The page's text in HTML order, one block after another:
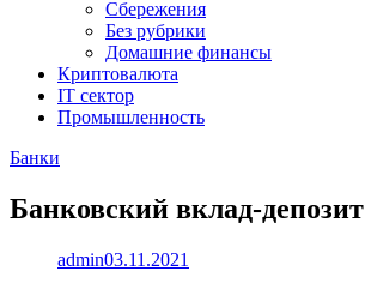
Сбережения
Без рубрики
Домашние финансы
Криптовалюта
IT сектор
Промышленность
Банки
Банковский вклад-депозит
admin03.11.2021